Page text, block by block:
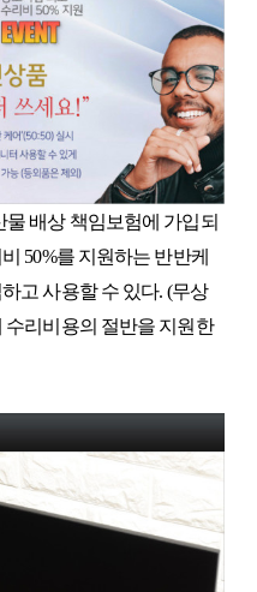
배상 책임보험에 가입되
50%를 지원하는 반반케
고 사용할 수 있다. (무상
수리비용의 절반을 지원한